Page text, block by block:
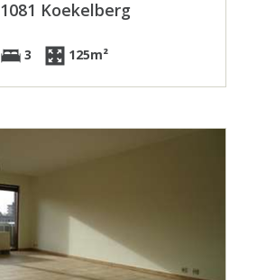
1081 Koekelberg
3 125m²